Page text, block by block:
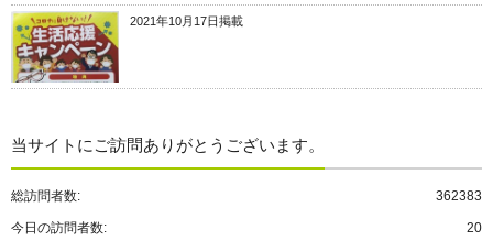
2021年10月17日掲載
当サイトにご訪問ありがとうございます。
362383
総訪問者数:
20
今日の訪問者数: